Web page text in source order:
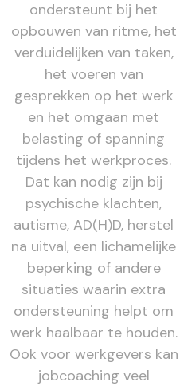
ondersteunt bij het
opbouwen van ritme, het
verduidelijken van taken,
het voeren van
gesprekken op het werk
en het omgaan met
belasting of spanning
tijdens het werkproces.
Dat kan nodig zijn bij
psychische klachten,
autisme, AD(H)D, herstel
na uitval, een lichamelijke
beperking of andere
situaties waarin extra
ondersteuning helpt om
werk haalbaar te houden.
Ook voor werkgevers kan
jobcoaching veel